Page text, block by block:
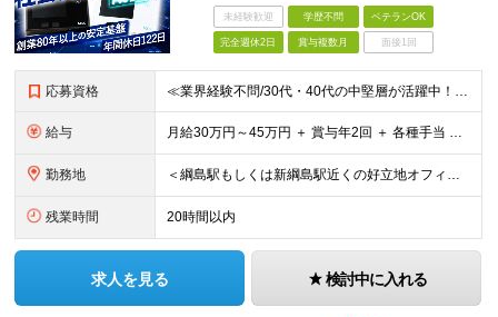
未経験歓迎 学歴不問 ベテランOK
完全週休2日 賞与複数月 面接1回
応募資格 ≪業界経験不問/30代・40代の中堅層が活躍中！≫ ◎生産技術または製造技術の実務経験をお持ちの方 ┗「現場で手を動かしてきた経験」を、次は「仕組みを作る側」で活かしたい方を歓迎します！ ◎学歴不問・
給与 月給30万円～45万円 ＋ 賞与年2回 ＋ 各種手当 ※経験・前職給与を最大限考慮し、納得感のある提示をいたします。 ※試用期間3ヶ月（期間中の給与・待遇に差異はありません） ※残業代につきましては
勤務地 ＜綱島駅もしくは新綱島駅近くの好立地オフィス＞ 【横浜事業所】 横浜市港北区樽町2-1-6 └転勤、客先常駐はございません！ ◎宮城工場へ3ヶ月に1回程度出張あり ◎中国・フィリピン自社工場へ年1
残業時間 20時間以内
求人を見る 検討中に入れる